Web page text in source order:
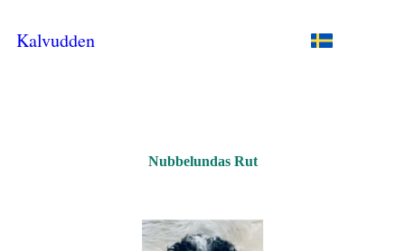
Kalvudden
Nubbelundas Rut